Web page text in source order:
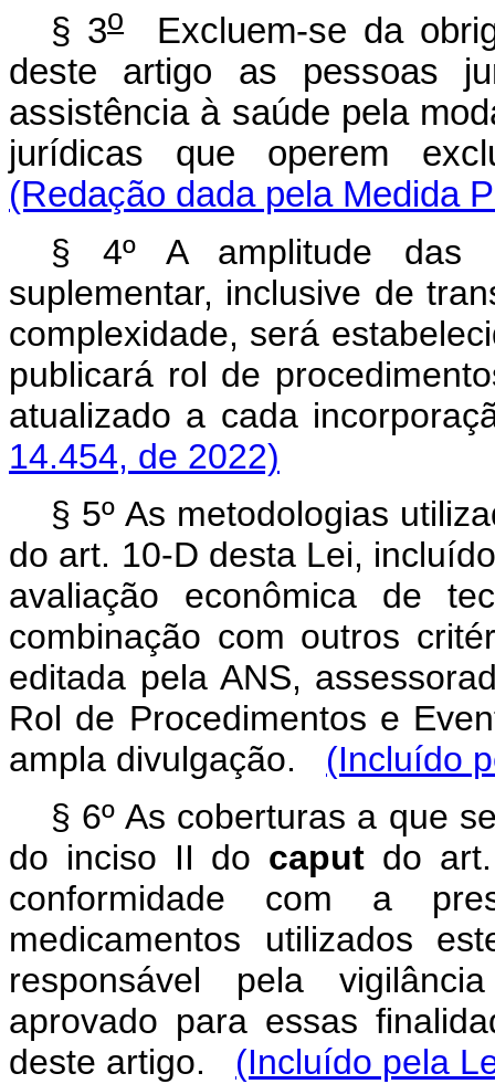
§ 3oExcluem-se da
deste artigo as pessoas
assistência à saúde pela
jurídicas que operem
(Redação dada pela Medida
§ 4º A amplitude das
suplementar, inclusive de
complexidade, será
publicará rol de
atualizado a cada
14.454, de 2022)
§ 5º As metodologias
do art. 10-D desta Lei,
avaliação econômica de
combinação com outros
editada pela ANS,
Rol de Procedimentos e
ampla divulgação.
(Incluído
§ 6º As coberturas a que
do inciso II do caput do
conformidade com a
medicamentos utilizados
responsável pela
aprovado para essas
deste artigo. (Incluído pela